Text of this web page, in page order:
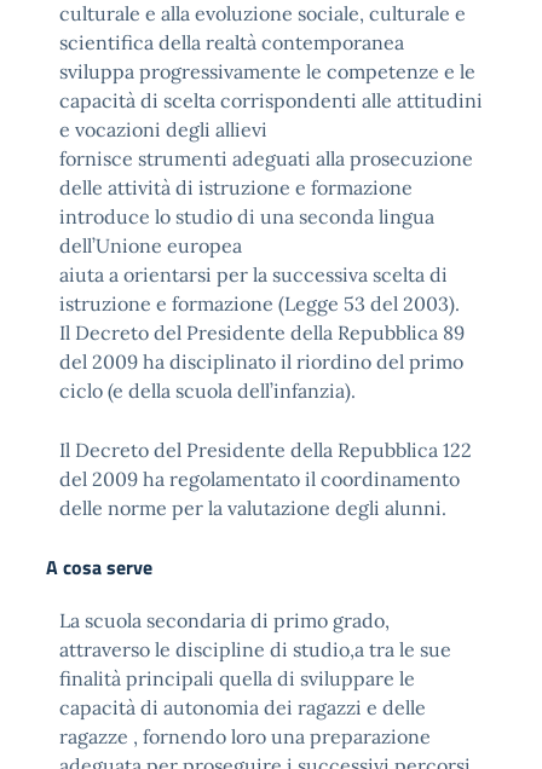
culturale e alla evoluzione sociale, culturale e
scientifica della realtà contemporanea
sviluppa progressivamente le competenze e le
capacità di scelta corrispondenti alle attitudini
e vocazioni degli allievi
fornisce strumenti adeguati alla prosecuzione
delle attività di istruzione e formazione
introduce lo studio di una seconda lingua
dell’Unione europea
aiuta a orientarsi per la successiva scelta di
istruzione e formazione (Legge 53 del 2003).
Il Decreto del Presidente della Repubblica 89
del 2009 ha disciplinato il riordino del primo
ciclo (e della scuola dell’infanzia).
Il Decreto del Presidente della Repubblica 122
del 2009 ha regolamentato il coordinamento
delle norme per la valutazione degli alunni.
A cosa serve
La scuola secondaria di primo grado,
attraverso le discipline di studio,a tra le sue
finalità principali quella di sviluppare le
capacità di autonomia dei ragazzi e delle
ragazze , fornendo loro una preparazione